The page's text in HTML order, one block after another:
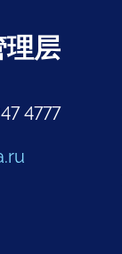
层
4777